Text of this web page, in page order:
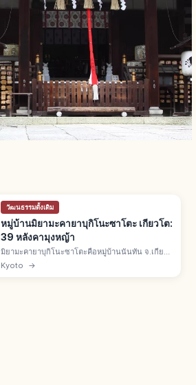
วัฒนธรรมดั้งเดิม
หมู่บ้านมิยามะคายาบุกิโนะซาโตะ เกียวโต:
39 หลังคามุงหญ้า
มิยามะคายาบุกิโนะซาโตะคือหมู่บ้านนันทัน จ.เกียว
โต บ้านราว 50 หลัง มีหลังคามุงหญ้าคา 39 หลัง เขต
อนุรักษ์แห่งชาติปี 1993 และ Best Tourism
Kyoto →